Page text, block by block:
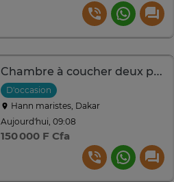
Chambre à coucher deux places à vendre
D'occasion
Hann maristes, Dakar
Aujourd'hui, 09:08
150 000 F Cfa